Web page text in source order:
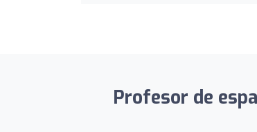
Profesor de